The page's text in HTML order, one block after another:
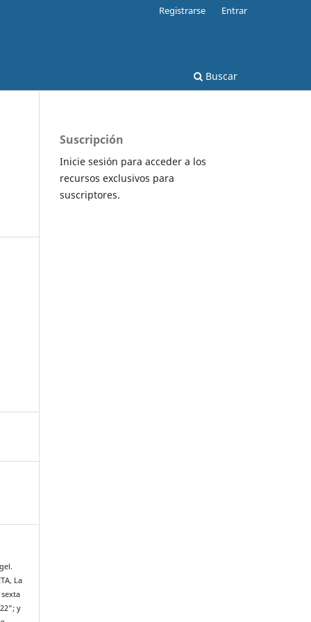
Buscar
Registrarse Entrar
La
y
Suscripción
Inicie sesión para acceder a los
recursos exclusivos para
suscriptores.